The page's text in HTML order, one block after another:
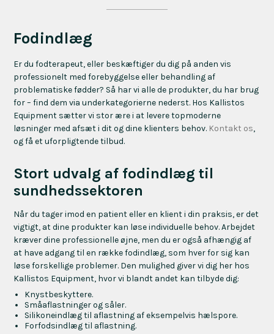
Fodindlæg
Er du fodterapeut, eller beskæftiger du dig på anden vis
professionelt med forebyggelse eller behandling af
problematiske fødder? Så har vi alle de produkter, du har brug
for – find dem via underkategorierne nederst. Hos Kallistos
Equipment sætter vi stor ære i at levere topmoderne
løsninger med afsæt i dit og dine klienters behov. Kontakt os,
og få et uforpligtende tilbud.
Stort udvalg af fodindlæg til
sundhedssektoren
Når du tager imod en patient eller en klient i din praksis, er det
vigtigt, at dine produkter kan løse individuelle behov. Arbejdet
kræver dine professionelle øjne, men du er også afhængig af
at have adgang til en række fodindlæg, som hver for sig kan
løse forskellige problemer. Den mulighed giver vi dig her hos
Kallistos Equipment, hvor vi blandt andet kan tilbyde dig:
Knystbeskyttere.
Småaflastninger og såler.
Silikoneindlæg til aflastning af eksempelvis hælspore.
Forfodsindlæg til aflastning.